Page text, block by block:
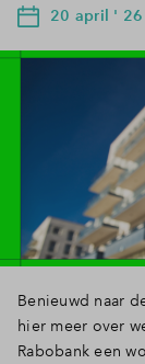
20 april ' 26
Benieuwd naar
hier meer over
Rabobank een